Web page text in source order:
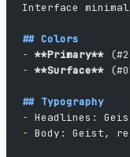
Interface
## Colors
- **Primary**
- **Surface**
## Typography
- Headlines:
- Body: Geist,